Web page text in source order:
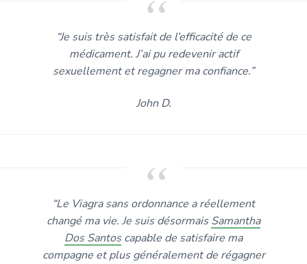
“Je suis très satisfait de l’efficacité de ce
médicament. J’ai pu redevenir actif
sexuellement et regagner ma confiance.”
John D.
“Le Viagra sans ordonnance a réellement
changé ma vie. Je suis désormaisSamantha
Dos Santoscapable de satisfaire ma
compagne et plus généralement de régagner